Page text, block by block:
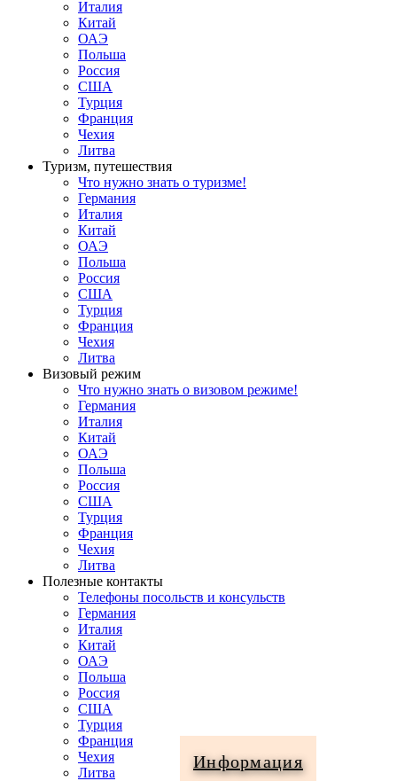
Италия
Китай
ОАЭ
Польша
Россия
США
Турция
Франция
Чехия
Литва
Туризм, путешествия
Что нужно знать о туризме!
Германия
Италия
Китай
ОАЭ
Польша
Россия
США
Турция
Франция
Чехия
Литва
Визовый режим
Что нужно знать о визовом режиме!
Германия
Италия
Китай
ОАЭ
Польша
Россия
США
Турция
Франция
Чехия
Литва
Полезные контакты
Телефоны посольств и консульств
Германия
Италия
Китай
ОАЭ
Польша
Россия
США
Турция
Франция
Чехия
Литва
Информация